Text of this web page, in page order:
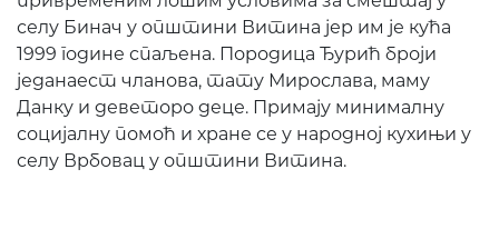
селу Бинач у општини Витина јер им је кућа
1999 године спаљена. Породица Ђурић броји
једанаест чланова, тату Мирослава, маму
Данку и деветоро деце. Примају минималну
социјалну помоћ и хране се у народној кухињи у
селу Врбовац у општини Витина.